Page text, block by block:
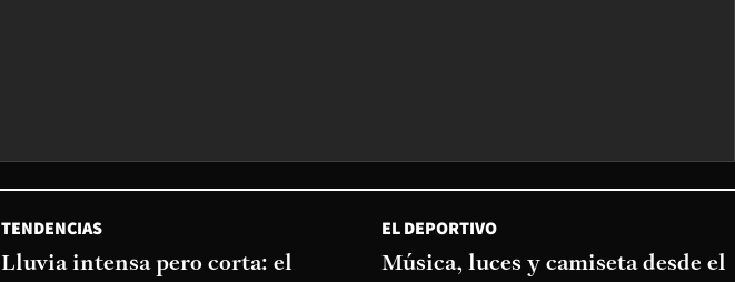
TENDENCIAS
Lluvia intensa pero corta: el
EL DEPORTIVO
Música, luces y camiseta desde el